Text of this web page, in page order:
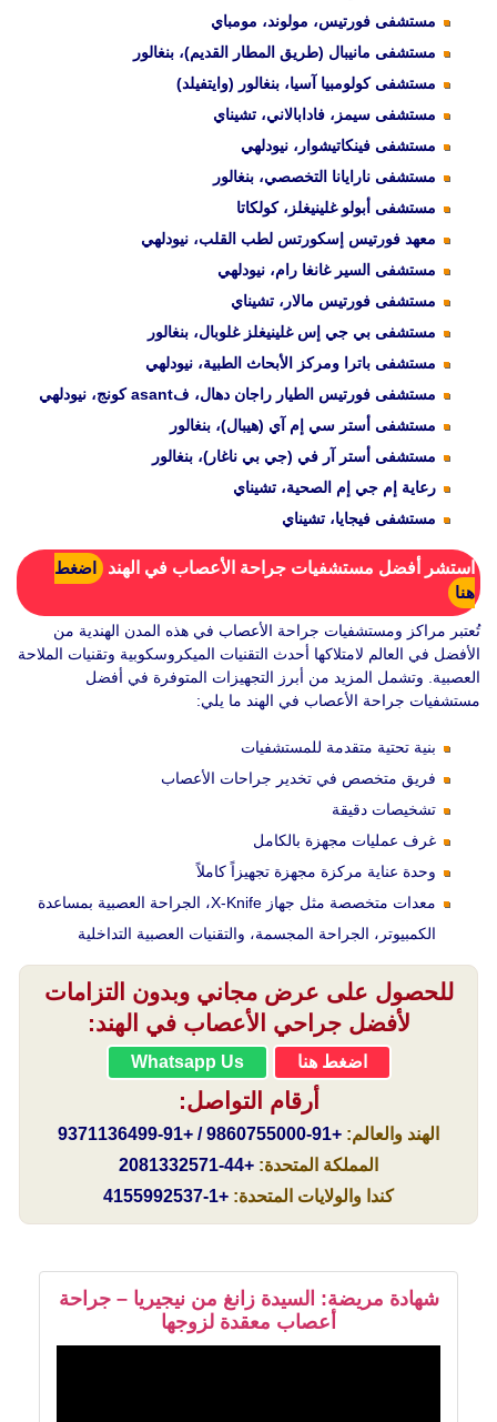
مستشفى فورتيس، مولوند، مومباي
مستشفى مانيبال (طريق المطار القديم)، بنغالور
مستشفى كولومبيا آسيا، بنغالور (وايتفيلد)
مستشفى سيمز، فادابالاني، تشيناي
مستشفى فينكاتيشوار، نيودلهي
مستشفى نارايانا التخصصي، بنغالور
مستشفى أبولو غلينيغلز، كولكاتا
معهد فورتيس إسكورتس لطب القلب، نيودلهي
مستشفى السير غانغا رام، نيودلهي
مستشفى فورتيس مالار، تشيناي
مستشفى بي جي إس غلينيغلز غلوبال، بنغالور
مستشفى باترا ومركز الأبحاث الطبية، نيودلهي
مستشفى فورتيس الطيار راجان دهال، فasant كونج، نيودلهي
مستشفى أستر سي إم آي (هيبال)، بنغالور
مستشفى أستر آر في (جي بي ناغار)، بنغالور
رعاية إم جي إم الصحية، تشيناي
مستشفى فيجايا، تشيناي
استشر أفضل مستشفيات جراحة الأعصاب في الهند
اضغط
هنا
تُعتبر مراكز ومستشفيات جراحة الأعصاب في هذه المدن الهندية من
الأفضل في العالم لامتلاكها أحدث التقنيات الميكروسكوبية وتقنيات الملاحة
العصبية. وتشمل المزيد من أبرز التجهيزات المتوفرة في أفضل
مستشفيات جراحة الأعصاب في الهند ما يلي:
بنية تحتية متقدمة للمستشفيات
فريق متخصص في تخدير جراحات الأعصاب
تشخيصات دقيقة
غرف عمليات مجهزة بالكامل
وحدة عناية مركزة مجهزة تجهيزاً كاملاً
معدات متخصصة مثل جهاز X-Knife، الجراحة العصبية بمساعدة
الكمبيوتر، الجراحة المجسمة، والتقنيات العصبية التداخلية
للحصول على عرض مجاني وبدون التزامات
لأفضل جراحي الأعصاب في الهند:
اضغط هنا Whatsapp Us
أرقام التواصل:
الهند والعالم: +91-9860755000 / +91-9371136499
المملكة المتحدة: +44-2081332571
كندا والولايات المتحدة: +1-4155992537
شهادة مريضة: السيدة زانغ من نيجيريا – جراحة
أعصاب معقدة لزوجها